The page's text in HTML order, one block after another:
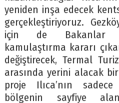
yeniden inşa edecek
gerçekleştiriyoruz.
için de Bakanlar
kamulaştırma kararı
değiştirecek, Termal
arasında yerini alacak
proje Ilıca’nın
bölgenin sayfiye